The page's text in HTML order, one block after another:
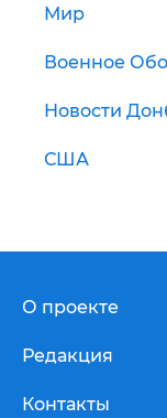
Мир
Военное
Новости
США
О проекте
Редакция
Контакты